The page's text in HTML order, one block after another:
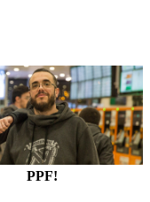
PPF!